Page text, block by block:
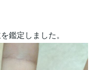
鑑定しました。